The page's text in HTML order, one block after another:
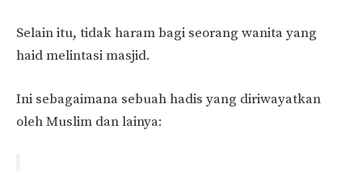
Selain itu, tidak haram bagi seorang wanita yang
haid melintasi masjid.
Ini sebagaimana sebuah hadis yang diriwayatkan
oleh Muslim dan lainya: